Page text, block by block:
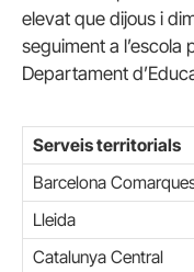
elevat que dijous i
seguiment a l’escola
Departament
Serveis territorials
Barcelona
Lleida
Catalunya Central